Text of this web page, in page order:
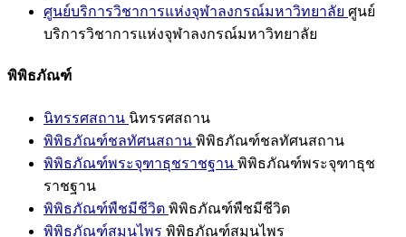
ศูนย์บริการวิชาการแห่งจุฬาลงกรณ์มหาวิทยาลัย ศูนย์
บริการวิชาการแห่งจุฬาลงกรณ์มหาวิทยาลัย
พิพิธภัณฑ์
นิทรรศสถาน นิทรรศสถาน
พิพิธภัณฑ์ชลทัศนสถาน พิพิธภัณฑ์ชลทัศนสถาน
พิพิธภัณฑ์พระจุฑาธุชราชฐาน พิพิธภัณฑ์พระจุฑาธุช
ราชฐาน
พิพิธภัณฑ์พืชมีชีวิต พิพิธภัณฑ์พืชมีชีวิต
พิพิธภัณฑ์สมุนไพร พิพิธภัณฑ์สมุนไพร